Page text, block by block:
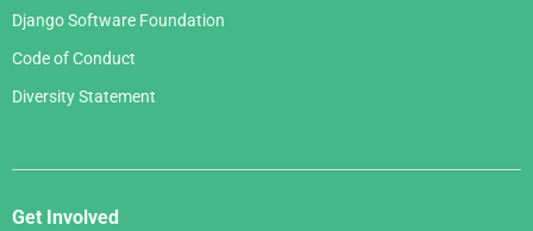
Django Software Foundation
Code of Conduct
Diversity Statement
Get Involved